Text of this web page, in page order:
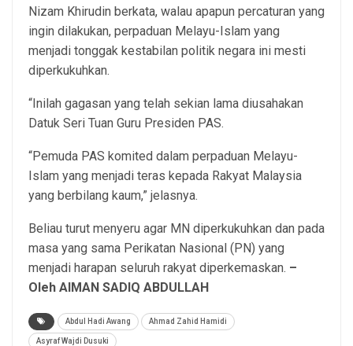
Nizam Khirudin berkata, walau apapun percaturan yang
ingin dilakukan, perpaduan Melayu-Islam yang
menjadi tonggak kestabilan politik negara ini mesti
diperkukuhkan.
“Inilah gagasan yang telah sekian lama diusahakan
Datuk Seri Tuan Guru Presiden PAS.
“Pemuda PAS komited dalam perpaduan Melayu-
Islam yang menjadi teras kepada Rakyat Malaysia
yang berbilang kaum,” jelasnya.
Beliau turut menyeru agar MN diperkukuhkan dan pada
masa yang sama Perikatan Nasional (PN) yang
menjadi harapan seluruh rakyat diperkemaskan. –
Oleh AIMAN SADIQ ABDULLAH
Abdul Hadi Awang Ahmad Zahid Hamidi
Asyraf Wajdi Dusuki